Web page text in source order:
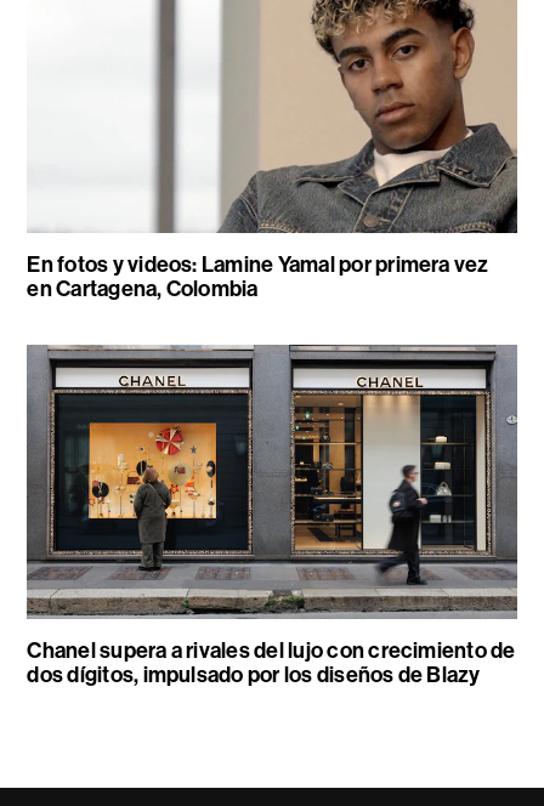
En fotos y videos: Lamine Yamal por primera vez
en Cartagena, Colombia
Chanel supera a rivales del lujo con crecimiento de
dos dígitos, impulsado por los diseños de Blazy